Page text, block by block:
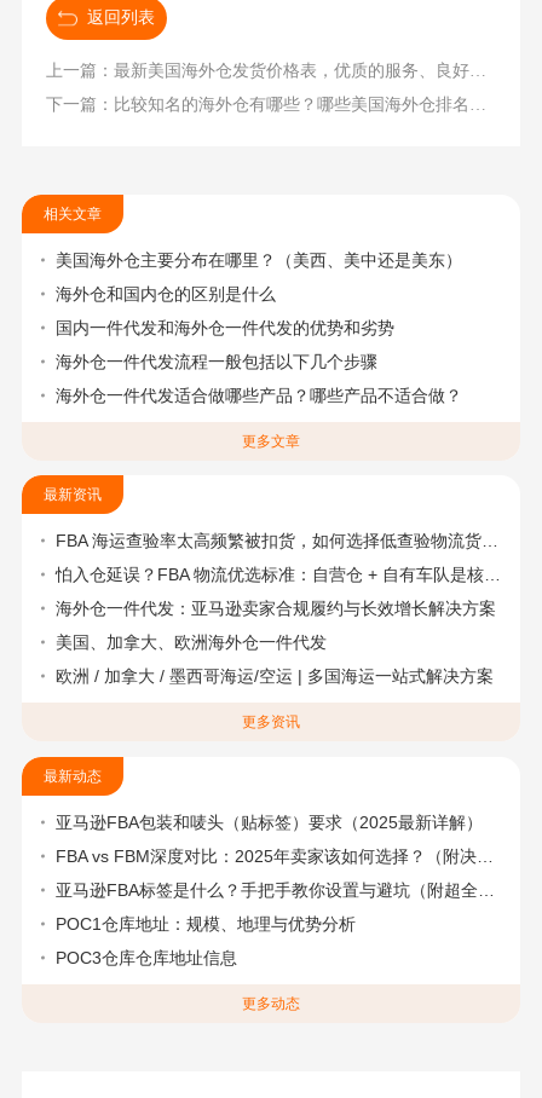
返回列表
上一篇：最新美国海外仓发货价格表，优质的服务、良好的价格
下一篇：比较知名的海外仓有哪些？哪些美国海外仓排名比较好
相关文章
美国海外仓主要分布在哪里？（美西、美中还是美东）
海外仓和国内仓的区别是什么
国内一件代发和海外仓一件代发的优势和劣势
海外仓一件代发流程一般包括以下几个步骤
海外仓一件代发适合做哪些产品？哪些产品不适合做？
更多文章
最新资讯
FBA 海运查验率太高频繁被扣货，如何选择低查验物流货代？
怕入仓延误？FBA 物流优选标准：自营仓 + 自有车队是核心硬指标
海外仓一件代发：亚马逊卖家合规履约与长效增长解决方案
美国、加拿大、欧洲海外仓一件代发
欧洲 / 加拿大 / 墨西哥海运/空运 | 多国海运一站式解决方案
更多资讯
最新动态
亚马逊FBA包装和唛头（贴标签）要求（2025最新详解）
FBA vs FBM深度对比：2025年卖家该如何选择？（附决策流程图）
亚马逊FBA标签是什么？手把手教你设置与避坑（附超全指南）
POC1仓库地址：规模、地理与优势分析
POC3仓库仓库地址信息
更多动态